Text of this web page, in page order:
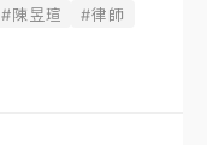
#陳昱瑄 #律師